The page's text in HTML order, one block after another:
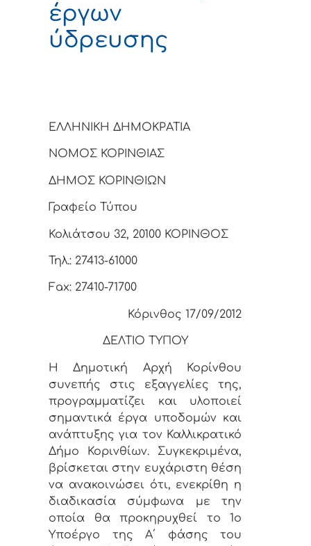
έργων
ύδρευσης
ΕΛΛΗΝΙΚΗ ΔΗΜΟΚΡΑΤΙΑ
ΝΟΜΟΣ ΚΟΡΙΝΘΙΑΣ
ΔΗΜΟΣ ΚΟΡΙΝΘΙΩΝ
Γραφείο Τύπου
Κολιάτσου 32, 20100 ΚΟΡΙΝΘΟΣ
Τηλ.: 27413-61000
Fax: 27410-71700
Κόρινθος 17/09/2012
ΔΕΛΤΙΟ ΤΥΠΟΥ
Η Δημοτική Αρχή Κορίνθου
συνεπής στις εξαγγελίες της,
προγραμματίζει και υλοποιεί
σημαντικά έργα υποδομών και
ανάπτυξης για τον Καλλικρατικό
Δήμο Κορινθίων. Συγκεκριμένα,
βρίσκεται στην ευχάριστη θέση
να ανακοινώσει ότι, ενεκρίθη η
διαδικασία σύμφωνα με την
οποία θα προκηρυχθεί το 1ο
Υποέργο της Α΄ φάσης του